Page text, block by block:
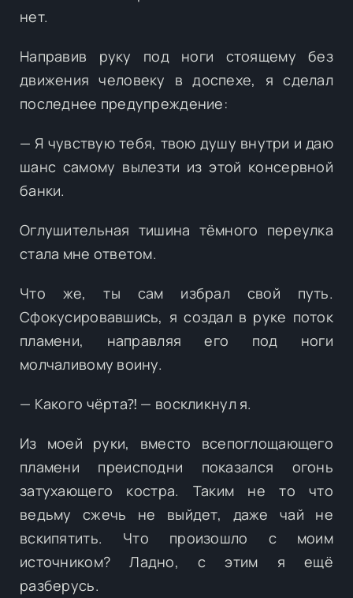
нет.
Направив руку под ноги стоящему без
движения человеку в доспехе, я сделал
последнее предупреждение:
— Я чувствую тебя, твою душу внутри и даю
шанс самому вылезти из этой консервной
банки.
Оглушительная тишина тёмного переулка
стала мне ответом.
Что же, ты сам избрал свой путь.
Сфокусировавшись, я создал в руке поток
пламени, направляя его под ноги
молчаливому воину.
— Какого чёрта⁈ — воскликнул я.
Из моей руки, вместо всепоглощающего
пламени преисподни показался огонь
затухающего костра. Таким не то что
ведьму сжечь не выйдет, даже чай не
вскипятить. Что произошло с моим
источником? Ладно, с этим я ещё
разберусь.